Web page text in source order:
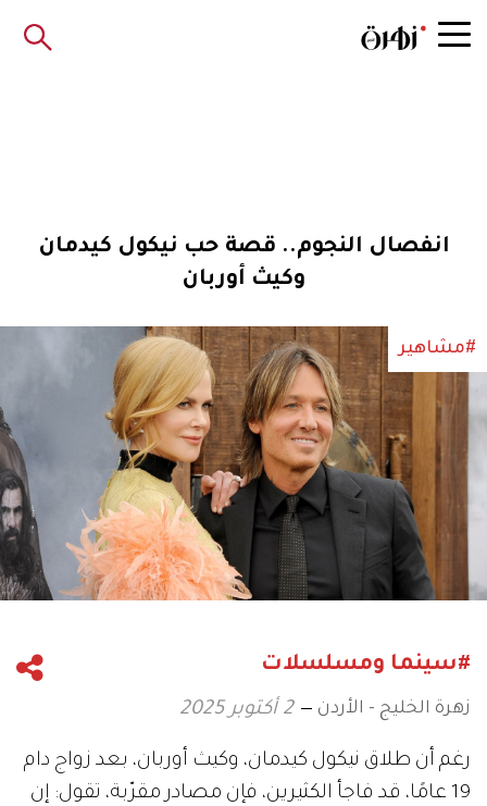
انفصال النجوم.. قصة حب نيكول كيدمان
وكيث أوربان
#مشاهير
#سينما ومسلسلات
زهرة الخليج - الأردن 2 أكتوبر 2025
رغم أن طلاق نيكول كيدمان، وكيث أوربان، بعد زواج دام
19 عامًا، قد فاجأ الكثيرين، فإن مصادر مقرّبة، تقول: إن